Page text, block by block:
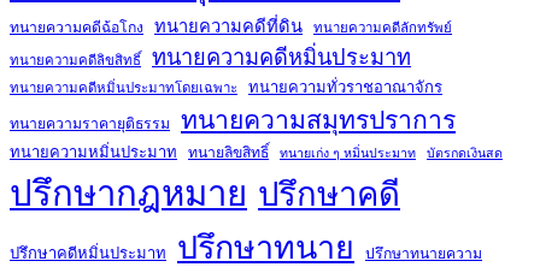
ทนายความคดีฉ้อโกง ทนายความคดีที่ดิน ทนายความคดีลักทรัพย์
ทนายความคดีลิขสิทธิ์ ทนายความคดีหมิ่นประมาท
ทนายความคดีหมิ่นประมาทโดยเฉพาะ ทนายความทั่วราชอาณาจักร
ทนายความราคายุติธรรม ทนายความสมุทรปราการ
ทนายความหมิ่นประมาท ทนายลิขสิทธิ์ ทนายเก่ง ๆ หมิ่นประมาท บัตรกดเงินสด
ปรึกษากฎหมาย ปรึกษาคดี
ปรึกษาคดีหมิ่นประมาท ปรึกษาทนาย ปรึกษาทนายความ